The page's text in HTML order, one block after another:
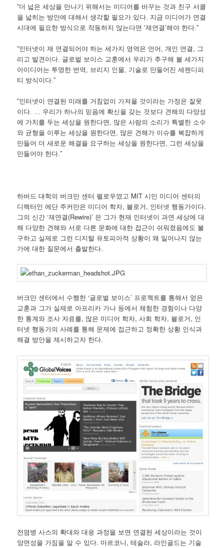
“더 넓은 세상을 만나기 위해서는 미디어를 바꾸는 것과 친구 서클
을 넓히는 방안에 대해서 생각할 필요가 있다. 지금 미디어가 연결
시대에 필요한 방식으로 작동하지 않는다면 ‘재연결’해야 한다.”
“인터넷이 재 연결되어야 하는 세가지 영역은 언어, 개인 연결, 그
리고 발견이다. 글로벌 보이스 교훈에서 우리가 추구해 볼 세가지
아이디어는 투명한 번역, 브리지 인물, 기술로 만들어진 세렌디피
티 방식이다.”
“인터넷이 연결된 미래를 거침없이 가져올 것이라는 가정은 잘못
이다. … 우리가 하나의 믿음에 확신을 갖는 것보다 견해의 다양성
에 가치를 두는 세상을 원한다면, 많은 사람의 소리가 특별한 소수
와 균형을 이루는 세상을 원한다면, 많은 견해가 이슈를 복잡하게
만들어 더 새로운 해결을 요구하는 세상을 원한다면, 그런 세상을
만들어야 한다.”
하버드 대학의 버크만 센터 펠로우였고 MIT 시민 미디어 센터의
디렉터인 에단 주커만은 미디어 학자, 블로거, 인터넷 행동가이다.
그의 신간 ‘재연결(Rewire)’ 은 그가 현재 인터넷이 과연 세상에 대
해 다양한 견해와 서로 다른 문화에 대한 접근이 쉬워졌음에도 불
구하고 실제로 그런 디지털 유토피아적 상황이 왜 일어나지 않는
가에 대한 질문에서 출발한다.
버크만 센터에서 수행한 ‘글로벌 보이스’ 프로젝트를 통해서 얻은
교훈과 그가 실제로 아프리카 가나 등에서 체험한 경험이나 다양
한 통계와 조사 자료를, 많은 미디어 학자, 사회 학자, 블로거, 인
터넷 행동가의 사례를 통해 문제에 접근하고 정확한 상황 인식과
해결 방안을 제시하고자 한다.
전염병 사스의 확대와 대응 과정을 보면 연결된 세상이라는 것이
양면성을 가짐을 알 수 있다. 마르코니, 테슬라, 라인골드는 기술